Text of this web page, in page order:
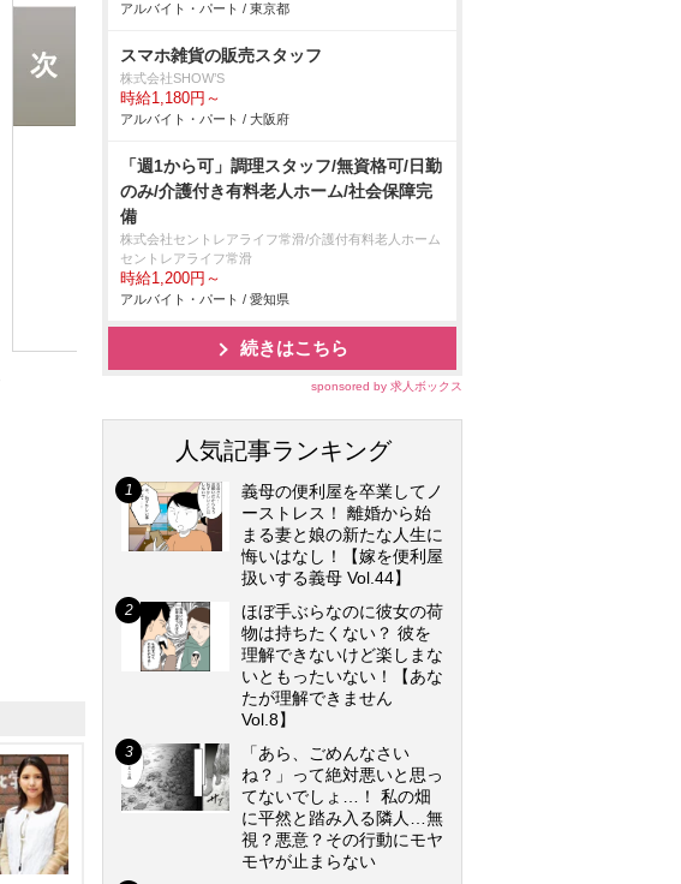
アルバイト・パート / 東京都
スマホ雑貨の販売スタッフ
株式会社SHOW’S
時給1,180円～
アルバイト・パート / 大阪府
「週1から可」調理スタッフ/無資格可/日勤
のみ/介護付き有料老人ホーム/社会保障完
備
株式会社セントレアライフ常滑/介護付有料老人ホーム
セントレアライフ常滑
時給1,200円～
アルバイト・パート / 愛知県
続きはこちら
sponsored by 求人ボックス
人気記事ランキング
義母の便利屋を卒業してノ
ーストレス！ 離婚から始
まる妻と娘の新たな人生に
悔いはなし！【嫁を便利屋
扱いする義母 Vol.44】
ほぼ手ぶらなのに彼女の荷
物は持ちたくない？ 彼を
理解できないけど楽しまな
いともったいない！【あな
たが理解できません
Vol.8】
「あら、ごめんなさい
ね？」って絶対悪いと思っ
てないでしょ…！ 私の畑
に平然と踏み入る隣人…無
視？悪意？その行動にモヤ
モヤが止まらない